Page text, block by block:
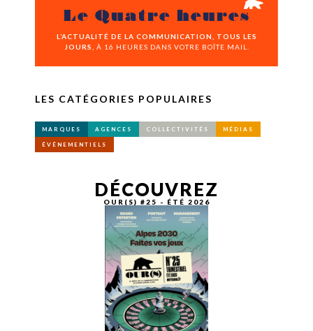
Le Quatre heures
L’ACTUALITÉ DE LA COMMUNICATION, TOUS LES
JOURS,
À 16 HEURES DANS VOTRE BOÎTE MAIL.
LES CATÉGORIES POPULAIRES
MARQUES AGENCES COLLECTIVITÉS MÉDIAS
ÉVÉNEMENTIELS
DÉCOUVREZ
OUR(S) #25 - ÉTÉ 2026